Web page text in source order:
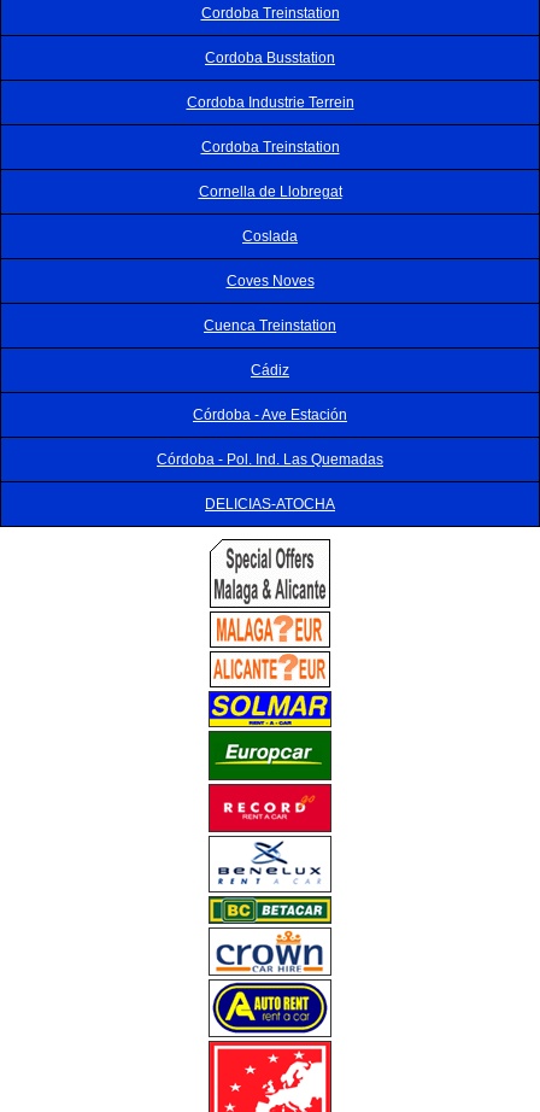
Cordoba Treinstation
Cordoba Busstation
Cordoba Industrie Terrein
Cordoba Treinstation
Cornella de Llobregat
Coslada
Coves Noves
Cuenca Treinstation
Cádiz
Córdoba - Ave Estación
Córdoba - Pol. Ind. Las Quemadas
DELICIAS-ATOCHA